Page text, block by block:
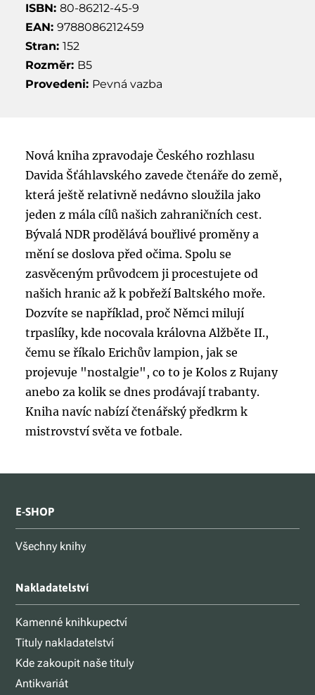
ISBN: 80-86212-45-9
EAN: 9788086212459
Stran: 152
Rozměr: B5
Provedeni: Pevná vazba
Nová kniha zpravodaje Českého rozhlasu
Davida Šťáhlavského zavede čtenáře do země,
která ještě relativně nedávno sloužila jako
jeden z mála cílů našich zahraničních cest.
Bývalá NDR prodělává bouřlivé proměny a
mění se doslova před očima. Spolu se
zasvěceným průvodcem ji procestujete od
našich hranic až k pobřeží Baltského moře.
Dozvíte se například, proč Němci milují
trpaslíky, kde nocovala královna Alžběte II.,
čemu se říkalo Erichův lampion, jak se
projevuje "nostalgie", co to je Kolos z Rujany
anebo za kolik se dnes prodávají trabanty.
Kniha navíc nabízí čtenářský předkrm k
mistrovství světa ve fotbale.
E-SHOP
Všechny knihy
Nakladatelství
Kamenné knihkupectví
Tituly nakladatelství
Kde zakoupit naše tituly
Antikvariát